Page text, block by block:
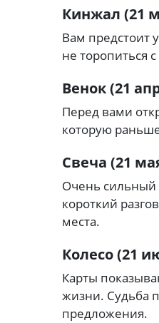
Кинжал (21
Вам предстоит
не торопиться
Венок (21
Перед вами
которую
Свеча (21
Очень сильный
короткий
места.
Колесо (21
Карты
жизни. Судьба
предложения.